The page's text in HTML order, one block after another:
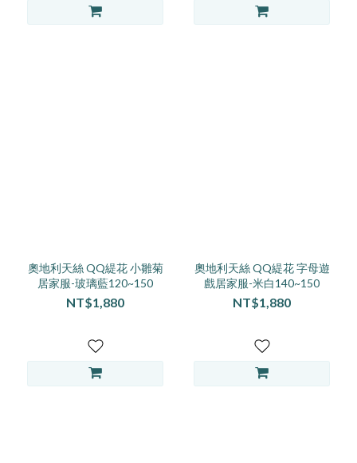
奧地利天絲 QQ緹花 小雛菊
居家服-玻璃藍120~150
NT$1,880
奧地利天絲 QQ緹花 字母遊
戲居家服-米白140~150
NT$1,880